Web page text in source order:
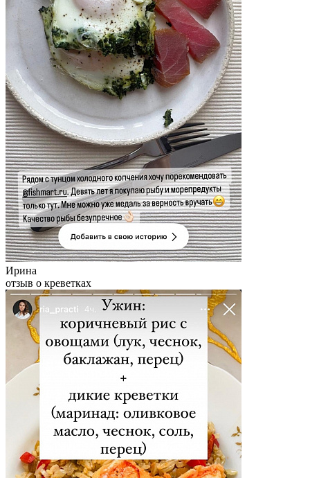
Ирина
отзыв о креветках